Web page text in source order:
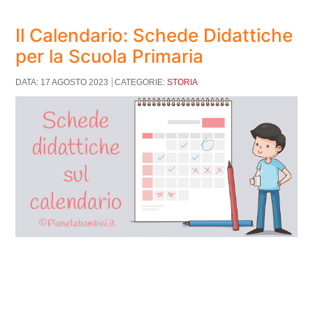
Il Calendario: Schede Didattiche
per la Scuola Primaria
DATA: 17 AGOSTO 2023 CATEGORIE:STORIA